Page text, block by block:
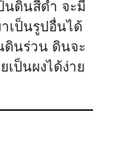
นดินสีดำ จะมี
เป็นรูปอื่นได้
ดินร่วน ดินจะ
ป็นผงได้ง่าย